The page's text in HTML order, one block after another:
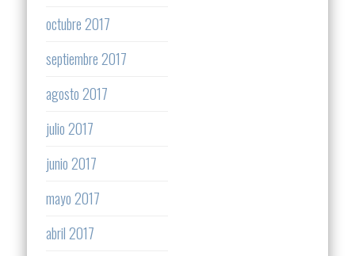
octubre 2017
septiembre 2017
agosto 2017
julio 2017
junio 2017
mayo 2017
abril 2017